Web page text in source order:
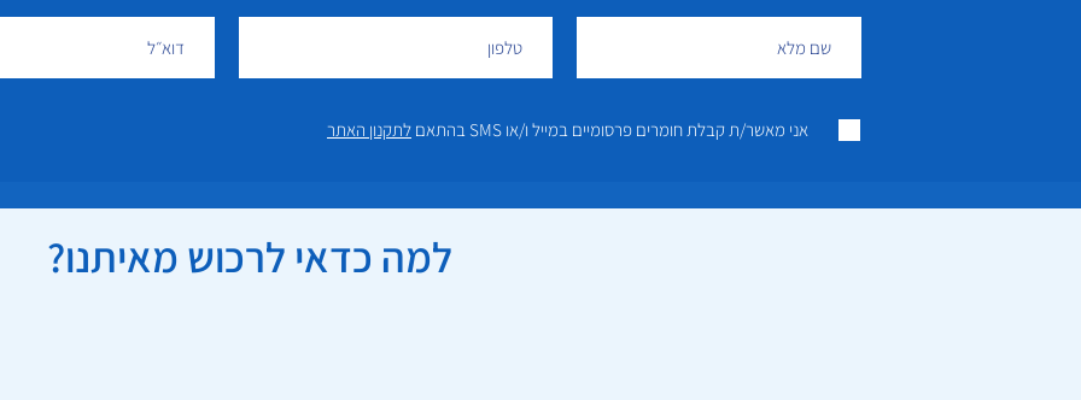
אני מאשר/ת קבלת חומרים פרסומיים במייל ו/או SMS בהתאם לתקנון האתר
למה כדאי לרכוש מאיתנו?